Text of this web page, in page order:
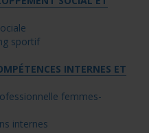
sportif
INTERNES ET
femmes-
internes